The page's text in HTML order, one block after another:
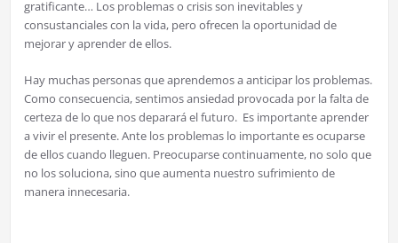
gratificante… Los problemas o crisis son inevitables y
consustanciales con la vida, pero ofrecen la oportunidad de
mejorar y aprender de ellos.
Hay muchas personas que aprendemos a anticipar los problemas.
Como consecuencia, sentimos ansiedad provocada por la falta de
certeza de lo que nos deparará el futuro. Es importante aprender
a vivir el presente. Ante los problemas lo importante es ocuparse
de ellos cuando lleguen. Preocuparse continuamente, no solo que
no los soluciona, sino que aumenta nuestro sufrimiento de
manera innecesaria.